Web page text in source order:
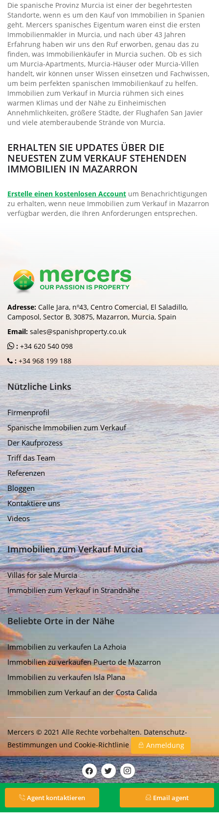
Die spanische Provinz Murcia ist einer der begehrtesten
Standorte, wenn es um den Kauf von Immobilien in Spanien
geht. Mercers spanisches Eigentum waren einst die ersten
Immobilienmakler in Murcia, und nach über 43 Jahren
Erfahrung haben wir uns den Ruf erworben, genau das zu
finden, was Immobilienkäufer in Murcia suchen. Ob es sich
um Murcia-Apartments, Murcia-Häuser oder Murcia-Villen
handelt, wir können unser Wissen einsetzen und Fachwissen,
um beim perfekten spanischen Immobilienkauf zu helfen.
Immobilien zum Verkauf in Murcia rühmen sich eines
warmen Klimas und der Nähe zu Einheimischen
Annehmlichkeiten, größere Städte, der Flughafen San Javier
und viele atemberaubende Strände von Murcia.
ERHALTEN SIE UPDATES ÜBER DIE
NEUESTEN ZUM VERKAUF STEHENDEN
IMMOBILIEN IN MAZARRON
Erstelle einen kostenlosen Account um Benachrichtigungen
zu erhalten, wenn neue Immobilien zum Verkauf in Mazarron
verfügbar werden, die Ihren Anforderungen entsprechen.
Adresse: Calle Jara, nº43, Centro Comercial, El Saladillo,
Camposol, Sector B, 30875, Mazarron, Murcia, Spain
Email: sales@spanishproperty.co.uk
: +34 620 540 098
: +34 968 199 188
Nützliche Links
Firmenprofil
Spanische Immobilien zum Verkauf
Der Kaufprozess
Triff das Team
Referenzen
Bloggen
Kontaktiere uns
Videos
Immobilien zum Verkauf Murcia
Villas for sale Murcia
Immobilien zum Verkauf in Strandnähe
Beliebte Orte in der Nähe
Immobilien zu verkaufen La Azhoia
Immobilien zu verkaufen Puerto de Mazarron
Immobilien zu verkaufen Isla Plana
Immobilien zum Verkauf an der Costa Calida
Mercers © 2021 Alle Rechte vorbehalten. Datenschutz-
BestimmungenundCookie-Richtlinie Anmeldung
Agent kontaktieren Email agent